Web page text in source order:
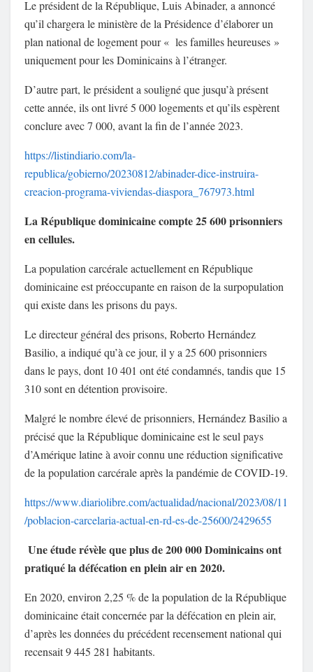
Le président de la République, Luis Abinader, a annoncé
qu’il chargera le ministère de la Présidence d’élaborer un
plan national de logement pour « les familles heureuses »
uniquement pour les Dominicains à l’étranger.
D’autre part, le président a souligné que jusqu’à présent
cette année, ils ont livré 5 000 logements et qu’ils espèrent
conclure avec 7 000, avant la fin de l’année 2023.
https://listindiario.com/la-
republica/gobierno/20230812/abinader-dice-instruira-
creacion-programa-viviendas-diaspora_767973.html
La République dominicaine compte 25 600 prisonniers
en cellules.
La population carcérale actuellement en République
dominicaine est préoccupante en raison de la surpopulation
qui existe dans les prisons du pays.
Le directeur général des prisons, Roberto Hernández
Basilio, a indiqué qu’à ce jour, il y a 25 600 prisonniers
dans le pays, dont 10 401 ont été condamnés, tandis que 15
310 sont en détention provisoire.
Malgré le nombre élevé de prisonniers, Hernández Basilio a
précisé que la République dominicaine est le seul pays
d’Amérique latine à avoir connu une réduction significative
de la population carcérale après la pandémie de COVID-19.
https://www.diariolibre.com/actualidad/nacional/2023/08/11
/poblacion-carcelaria-actual-en-rd-es-de-25600/2429655
Une étude révèle que plus de 200 000 Dominicains ont
pratiqué la défécation en plein air en 2020.
En 2020, environ 2,25 % de la population de la République
dominicaine était concernée par la défécation en plein air,
d’après les données du précédent recensement national qui
recensait 9 445 281 habitants.